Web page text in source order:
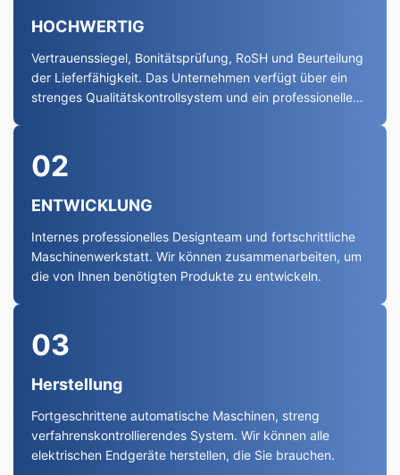
HOCHWERTIG
Vertrauenssiegel, Bonitätsprüfung, RoSH und Beurteilung
der Lieferfähigkeit. Das Unternehmen verfügt über ein
strenges Qualitätskontrollsystem und ein professionelles
02
ENTWICKLUNG
Internes professionelles Designteam und fortschrittliche
Maschinenwerkstatt. Wir können zusammenarbeiten, um
die von Ihnen benötigten Produkte zu entwickeln.
03
Herstellung
Fortgeschrittene automatische Maschinen, streng
verfahrenskontrollierendes System. Wir können alle
elektrischen Endgeräte herstellen, die Sie brauchen.